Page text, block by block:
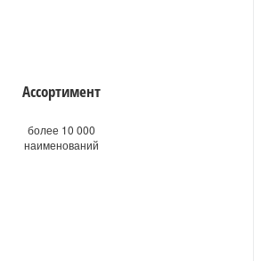
Ассортимент
более 10 000
наименований